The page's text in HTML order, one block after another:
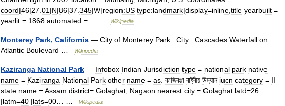
coord|46|27 01 |N|86|37 345|W|region:US type:landmark|display=inline title yearbuilt =
yearlit = 1868 automated =… … Wikipedia
Monterey Park, California — City of Monterey Park City Cascades Waterfall on
Atlantic Boulevard Wikipedia
Kaziranga National Park — Infobox Indian Jurisdiction type = national park native
name = Kaziranga National Park other name = as কাজিৰঙা ৰাষ্ট্ৰীয় উদ্যান iucn category = II
state name =Assam district= Golaghat Nagaon nearest city = Golaghat latd=26
|latm=40 |lats=00 Wikipedia